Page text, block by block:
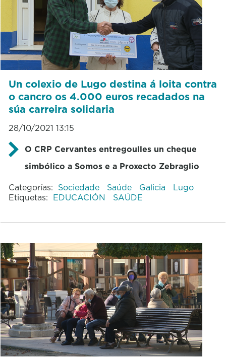
Un colexio de Lugo destina á loita contra
o cancro os 4.000 euros recadados na
súa carreira solidaria
28/10/2021 13:15
O CRP Cervantes entregoulles un cheque
simbólico a Somos e a Proxecto Zebraglio
Categorías: Sociedade Saúde Galicia
Lugo
Etiquetas: EDUCACIÓN SAÚDE